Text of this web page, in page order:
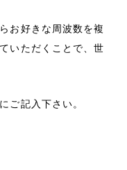
お好きな周波数を複
いただくことで、世
ご記入下さい。